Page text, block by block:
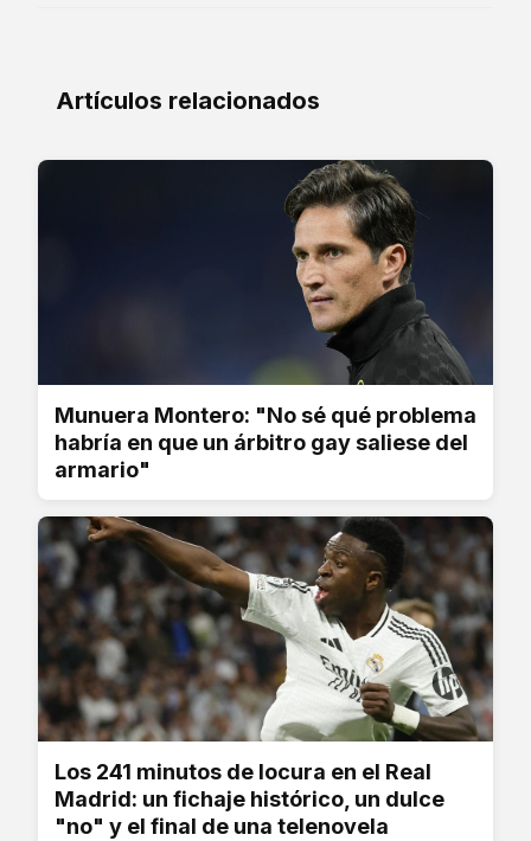
Artículos relacionados
Munuera Montero: "No sé qué problema
habría en que un árbitro gay saliese del
armario"
Los 241 minutos de locura en el Real
Madrid: un fichaje histórico, un dulce
"no" y el final de una telenovela